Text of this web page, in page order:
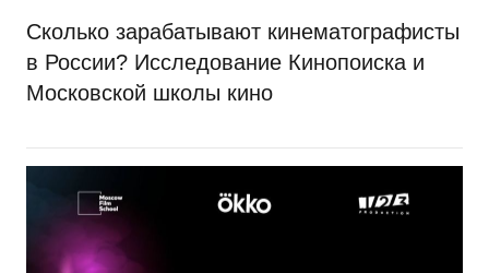
Сколько зарабатывают кинематографисты
в России? Исследование Кинопоиска и
Московской школы кино